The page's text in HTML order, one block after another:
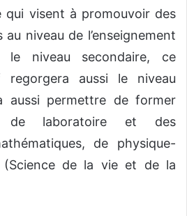
qui visent à promouvoir des
niveau de l’enseignement
le niveau secondaire, ce
regorgera aussi le niveau
aussi permettre de former
de laboratoire et des
de physique-
de la vie et de la